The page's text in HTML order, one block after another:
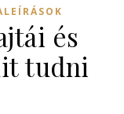
és
tudni